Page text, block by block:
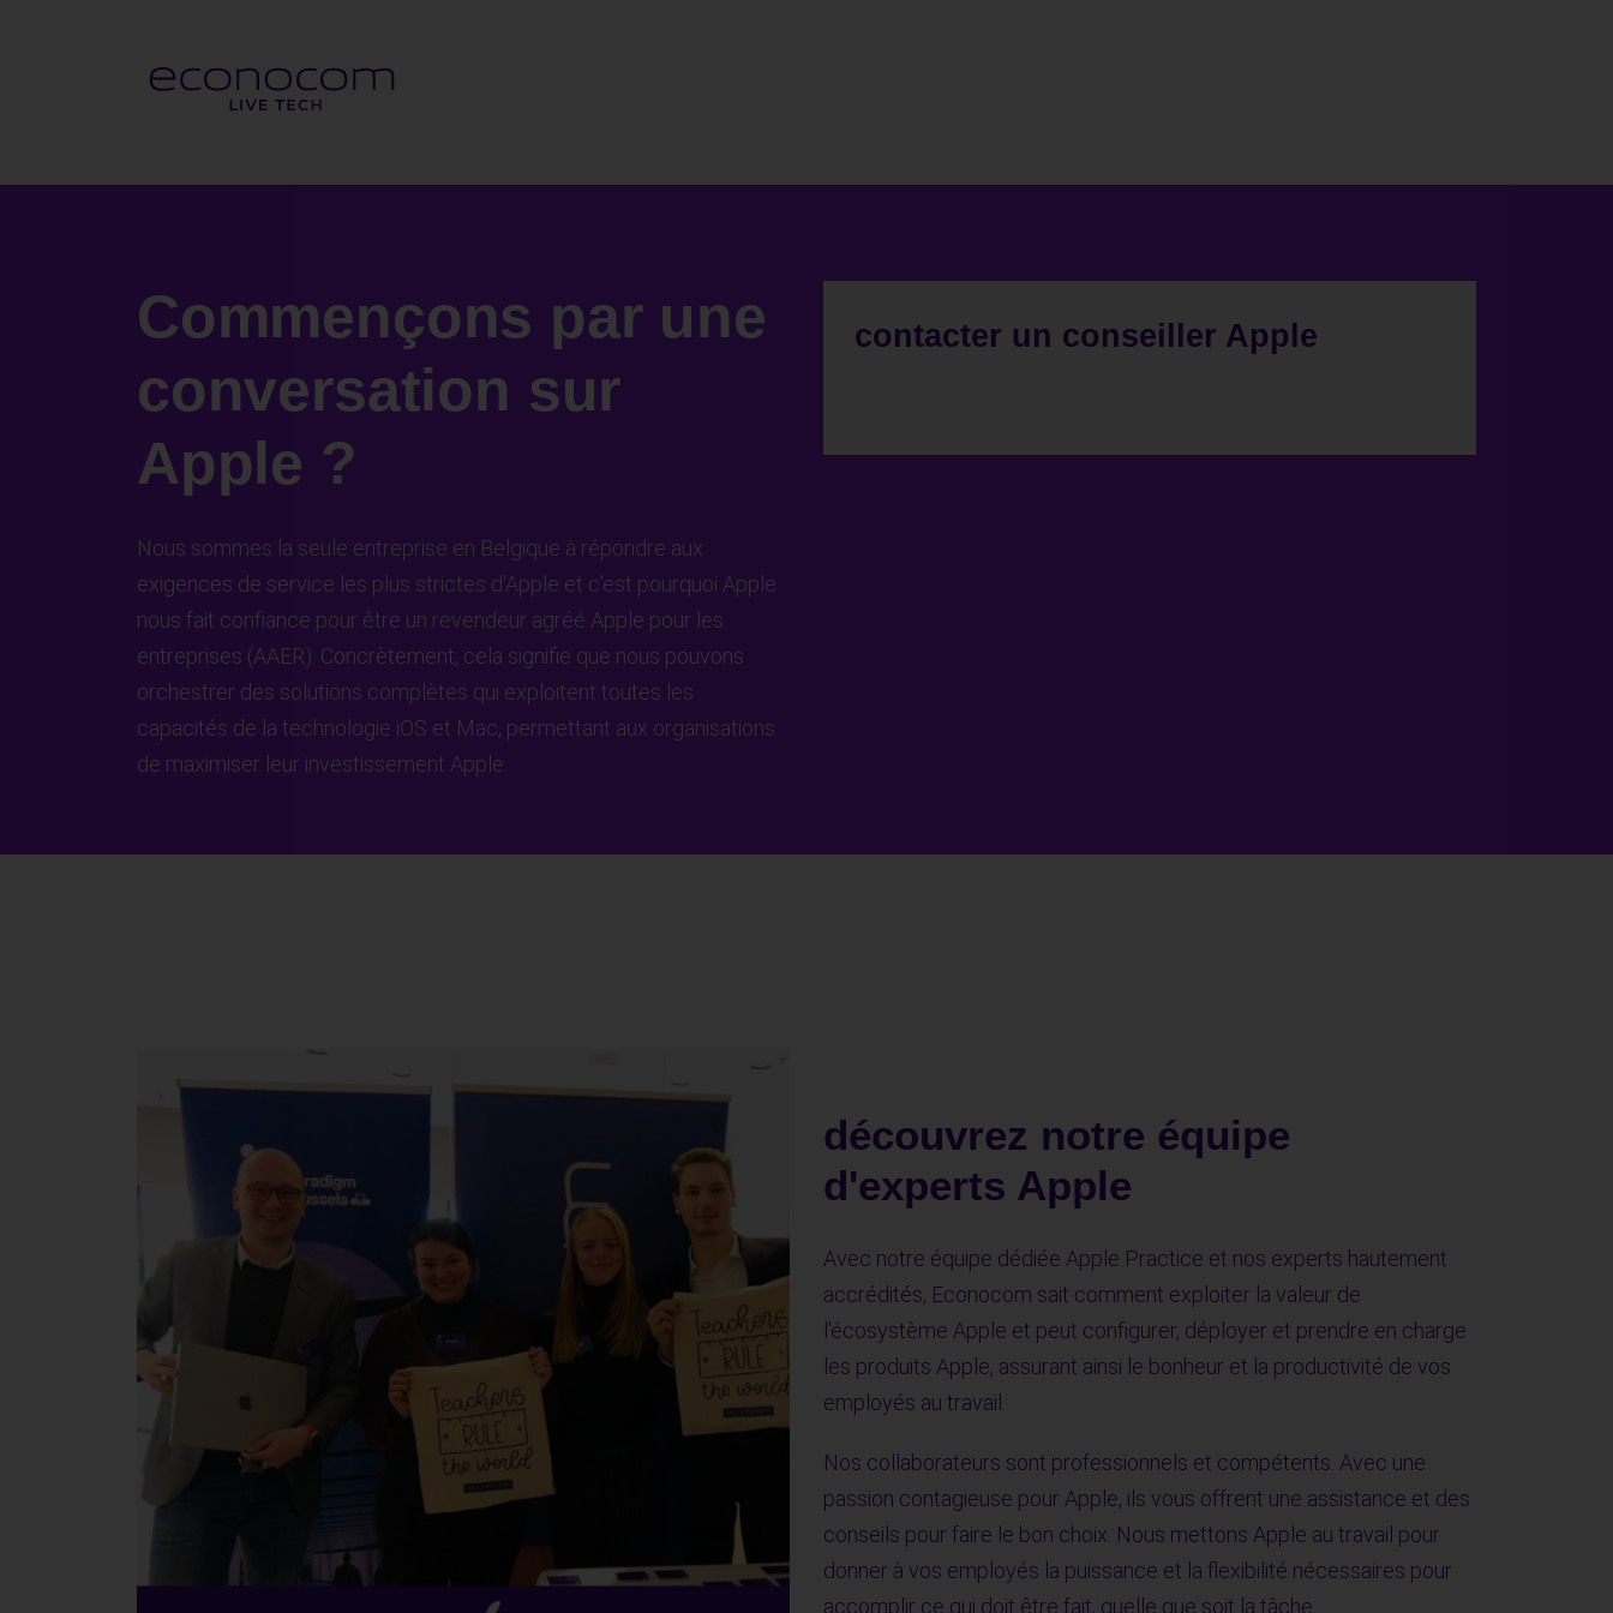
Commençons par une
conversation sur
Apple ?
Nous sommes la seule entreprise en Belgique à répondre aux
exigences de service les plus strictes d'Apple et c'est pourquoi Apple
nous fait confiance pour être un revendeur agréé Apple pour les
entreprises (AAER). Concrètement, cela signifie que nous pouvons
orchestrer des solutions complètes qui exploitent toutes les
capacités de la technologie iOS et Mac, permettant aux organisations
de maximiser leur investissement Apple.
contacter un conseiller Apple
découvrez notre équipe
d'experts Apple
Avec notre équipe dédiée Apple Practice et nos experts hautement
accrédités, Econocom sait comment exploiter la valeur de
l'écosystème Apple et peut configurer, déployer et prendre en charge
les produits Apple, assurant ainsi le bonheur et la productivité de vos
employés au travail.
Nos collaborateurs sont professionnels et compétents. Avec une
passion contagieuse pour Apple, ils vous offrent une assistance et des
conseils pour faire le bon choix. Nous mettons Apple au travail pour
donner à vos employés la puissance et la flexibilité nécessaires pour
accomplir ce qui doit être fait, quelle que soit la tâche.